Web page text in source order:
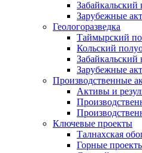
Забайкальский
Зарубежные
Геологоразведка
Таймырский
Кольский
Забайкальский
Зарубежные
Производственные
Активы и
Ключевые проекты
Талнахская
Горные